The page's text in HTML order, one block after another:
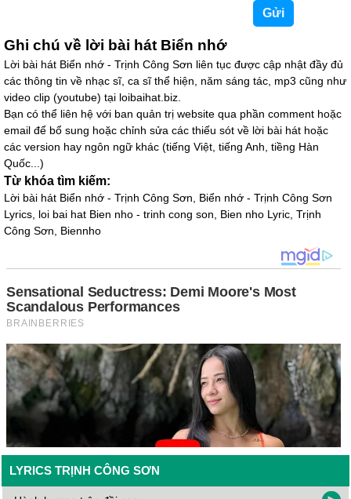
Ghi chú về lời bài hát Biển nhớ
Lời bài hát Biển nhớ - Trịnh Công Sơn liên tục được cập nhật đầy đủ
các thông tin về nhạc sĩ, ca sĩ thể hiện, năm sáng tác, mp3 cũng như
video clip (youtube) tại loibaihat.biz.
Bạn có thể liên hệ với ban quản trị website qua phần comment hoặc
email để bổ sung hoặc chỉnh sửa các thiếu sót về lời bài hát hoặc
các version hay ngôn ngữ khác (tiếng Việt, tiếng Anh, tiềng Hàn
Quốc...)
Từ khóa tìm kiếm:
Lời bài hát Biển nhớ - Trịnh Công Sơn, Biển nhớ - Trịnh Công Sơn
Lyrics, loi bai hat Bien nho - trinh cong son, Bien nho Lyric, Trịnh
Công Sơn, Biennho
LYRICS TRỊNH CÔNG SƠN